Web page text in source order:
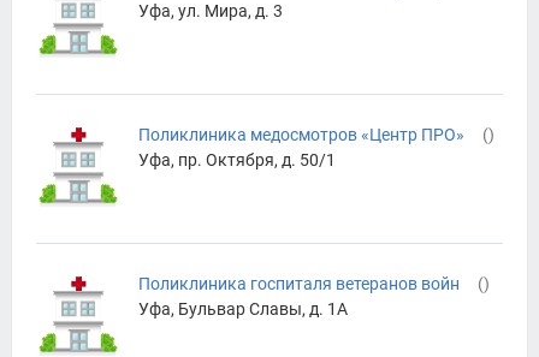
Уфа, ул. Мира, д. 3
Поликлиника медосмотров «Центр ПРО» ()
Уфа, пр. Октября, д. 50/1
Поликлиника госпиталя ветеранов войн ()
Уфа, Бульвар Славы, д. 1А